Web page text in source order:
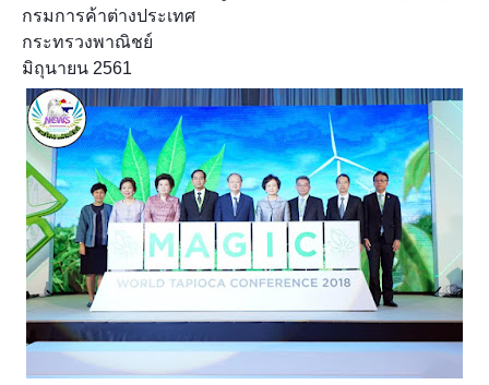
กรมการค้าต่างประเทศ
กระทรวงพาณิชย์
มิถุนายน 2561